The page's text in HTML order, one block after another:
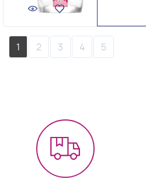
1 2 3 4 5